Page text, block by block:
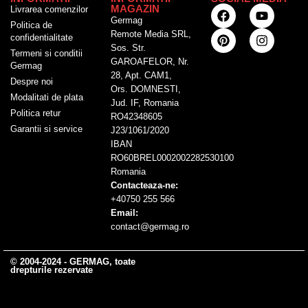
Livrarea comenzilor
Politica de
confidentialitate
Termeni si conditii
Germag
Despre noi
Modalitati de plata
Politica retur
Garantii si service
MAGAZIN
Germag
Remote Media SRL,
Sos. Str.
GAROAFELOR, Nr.
28, Apt. CAM1,
Ors. DOMNESTI,
Jud. IF, Romania
RO42348605
J23/1061/2020
IBAN
RO60BREL0002002282530100
Romania
Contacteaza-ne:
+40750 255 566
Email:
contact@germag.ro
© 2004-2024 - GERMAG, toate
drepturile rezervate